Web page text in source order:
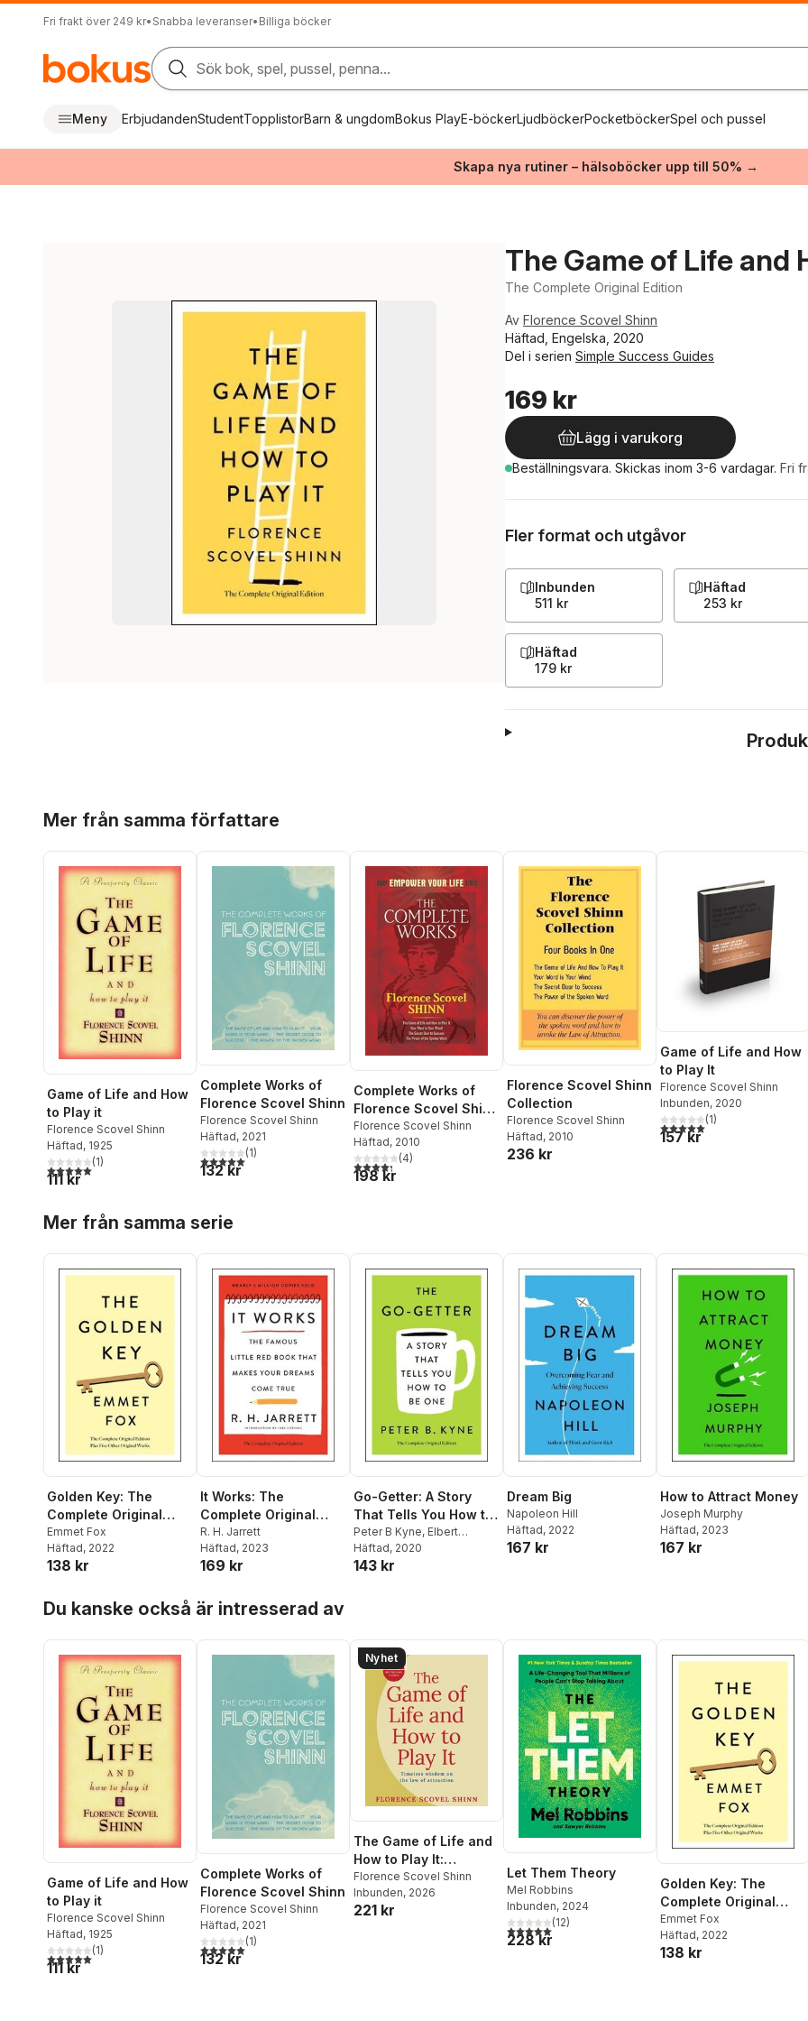
Fri frakt över 249 kr• Snabba leveranser• Billiga böcker
Sök bok, spel, pussel, penna...
Meny ErbjudandenStudentTopplistorBarn & ungdomBokus PlayE-böckerLjudböckerPocketböckerSpel och pussel
Skapa nya rutiner – hälsoböcker upp till 50% →
The Game of Life and
The Complete Original Edition
Av Florence Scovel Shinn
Häftad, Engelska, 2020
Del i serien Simple Success Guides
169 kr
Lägg i varukorg
Beställningsvara. Skickas inom 3-6 vardagar. Fri
Fler format och utgåvor
Inbunden
511 kr
Häftad
253 kr
Häftad
179 kr
Mer från samma författare
Game of Life and How
to Play it
Florence Scovel Shinn
Häftad, 1925
5,0utav 5 stjärnor. Totalt antal röster:
(1)
111 kr
Complete Works of
Florence Scovel Shinn
Florence Scovel Shinn
Häftad, 2021
5,0utav 5 stjärnor. Totalt antal röster:
(1)
132 kr
Complete Works of
Florence Scovel Shinn
Complete Works of
Florence Scovel Shinn
Florence Scovel Shinn
Häftad, 2010
4,3utav 5 stjärnor. Totalt antal röster:
(4)
198 kr
Florence Scovel Shinn
Collection
Florence Scovel Shinn
Häftad, 2010
236 kr
Game of Life and How
to Play It
Florence Scovel Shinn
Inbunden, 2020
5,0utav 5 stjärnor. Totalt
(1)
157 kr
Mer från samma serie
Golden Key: The
Complete Original
Edition
Emmet Fox
Häftad, 2022
138 kr
It Works: The
Complete Original
Edition
R. H. Jarrett
Häftad, 2023
169 kr
Go-Getter: A Story
That Tells You How to
Be One; The Complete
Original Edition
Peter B Kyne, Elbert
Hubbard
Häftad, 2020
143 kr
Dream Big
Napoleon Hill
Häftad, 2022
167 kr
How to Attract Money
Joseph Murphy
Häftad, 2023
167 kr
Du kanske också är intresserad av
Game of Life and How
to Play it
Florence Scovel Shinn
Häftad, 1925
5,0utav 5 stjärnor. Totalt antal röster:
(1)
111 kr
Complete Works of
Florence Scovel Shinn
Florence Scovel Shinn
Häftad, 2021
5,0utav 5 stjärnor. Totalt antal röster:
(1)
132 kr
Nyhet
The Game of Life and
How to Play It:
Lessons from the
Bestselling Classic on
the Law of Attraction
Florence Scovel Shinn
Inbunden, 2026
221 kr
Let Them Theory
Mel Robbins
Inbunden, 2024
5,0utav 5 stjärnor. Totalt antal röster:
(12)
228 kr
Golden Key: The
Complete Original
Edition
Emmet Fox
Häftad, 2022
138 kr